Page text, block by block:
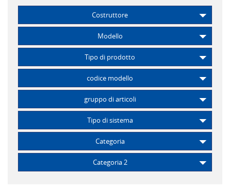
Costruttore
Modello
Tipo di prodotto
codice modello
gruppo di articoli
Tipo di sistema
Categoria
Categoria 2